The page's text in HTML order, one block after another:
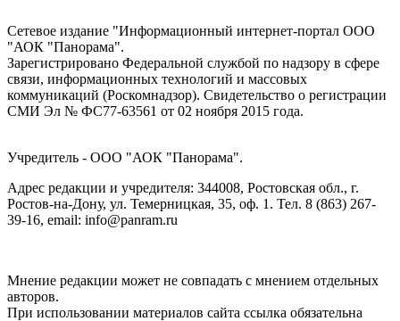
Сетевое издание "Информационный интернет-портал ООО
"АОК "Панорама".
Зарегистрировано Федеральной службой по надзору в сфере
связи, информационных технологий и массовых
коммуникаций (Роскомнадзор). Cвидетельство о регистрации
СМИ Эл № ФС77-63561 от 02 ноября 2015 года.
Учредитель - ООО "АОК "Панорама".
Адрес редакции и учредителя: 344008, Ростовская обл., г.
Ростов-на-Дону, ул. Темерницкая, 35, оф. 1. Тел. 8 (863) 267-
39-16, email: info@panram.ru
Мнение редакции может не совпадать с мнением отдельных
авторов.
При использовании материалов сайта ссылка обязательна